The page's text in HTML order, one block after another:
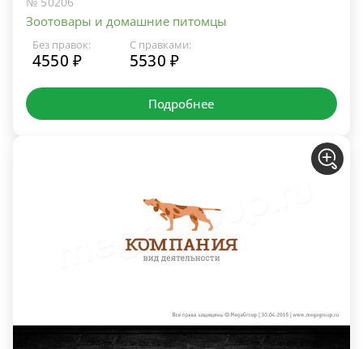
Зоотовары и домашние питомцы
Без правок:
4550 ₽
С правками:
5530 ₽
Подробнее